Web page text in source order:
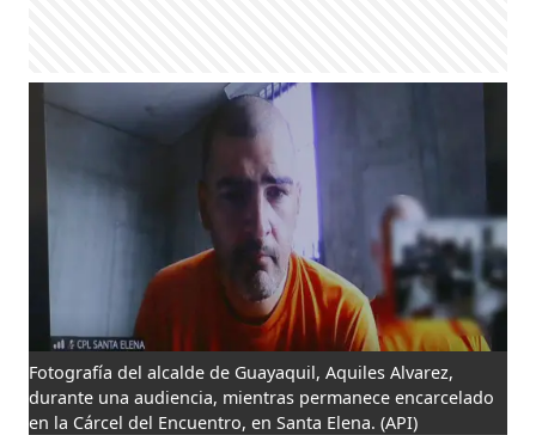
Fotografía del alcalde de Guayaquil, Aquiles Alvarez,
durante una audiencia, mientras permanece encarcelado
en la Cárcel del Encuentro, en Santa Elena. (API)